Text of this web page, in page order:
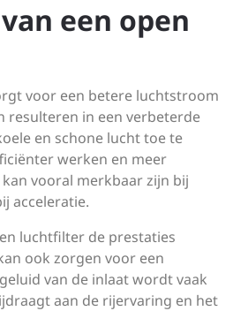
een open
voor een betere luchtstroom
resulteren in een verbeterde
en schone lucht toe te
werken en meer
vooral merkbaar zijn bij
acceleratie.
luchtfilter de prestaties
ook zorgen voor een
van de inlaat wordt vaak
aan de rijervaring en het